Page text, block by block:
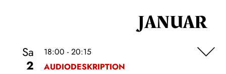
JANUAR
Sa
2
18:00 - 20:15
AUDIODESKRIPTION